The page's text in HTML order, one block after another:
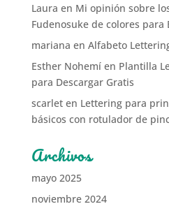
Laura en Mi opinión sobre
Fudenosuke de colores
mariana en Alfabeto
Esther Nohemíen Plantilla
para Descargar Gratis
scarleten Lettering para
básicos con rotulador de
Archivos
mayo 2025
noviembre 2024